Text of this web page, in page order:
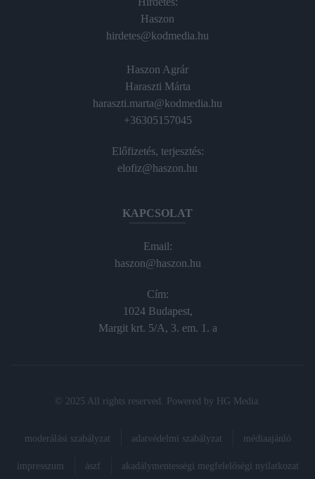
Haszon
hirdetes@kodmedia.hu
Haszon Agrár
Haraszti Márta
haraszti.marta@kodmedia.hu
+36305157045
Előfizetés, terjesztés:
elofiz@haszon.hu
KAPCSOLAT
Email:
haszon@haszon.hu
Cím:
1024 Budapest,
Margit krt. 5/A, 3. em. 1. a
© 2025 All rights reserved. Powered by HG Media
moderálási szabályzat adatvédelmi szabályzat médiaajánló
impresszum ászf akadálymentességi megfelelőségi nyilatkozat